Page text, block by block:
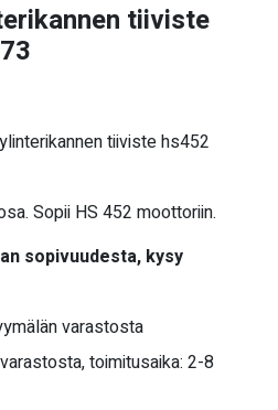
tiiviste
tiiviste hs452
Sopii HS 452 moottoriin.
sopivuudesta, kysy
varastosta
toimitusaika: 2-8